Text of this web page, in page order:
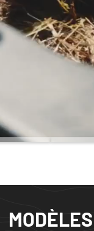
MODÈLES